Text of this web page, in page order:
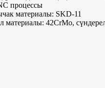
процессы
материалы: SKD-11
материалы: 42CrMo,